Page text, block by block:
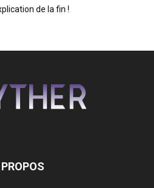
de la fin !